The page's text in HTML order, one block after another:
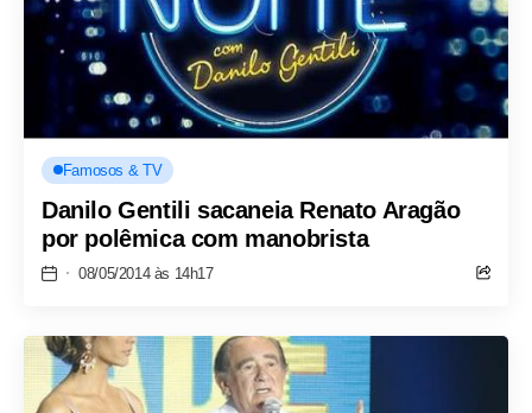
Famosos & TV
Danilo Gentili sacaneia Renato Aragão
por polêmica com manobrista
08/05/2014 às 14h17